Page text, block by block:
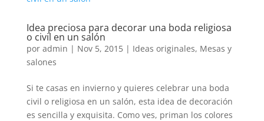
Idea preciosa para decorar una boda religiosa
o civil en un salón
por admin | Nov 5, 2015| Ideas originales, Mesas y
salones
Si te casas en invierno y quieres celebrar una boda
civil o religiosa en un salón, esta idea de decoración
es sencilla y exquisita. Como ves, priman los colores